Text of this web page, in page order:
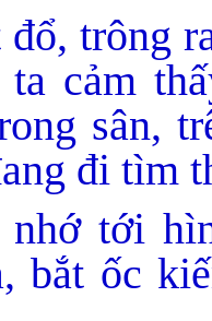
trông
cảm
sân,
đi tìm
tới
bắt ốc